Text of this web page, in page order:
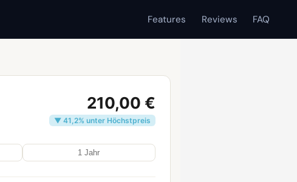
Features Reviews FAQ
210,00 €
▼ 41,2% unter Höchstpreis
1 Jahr